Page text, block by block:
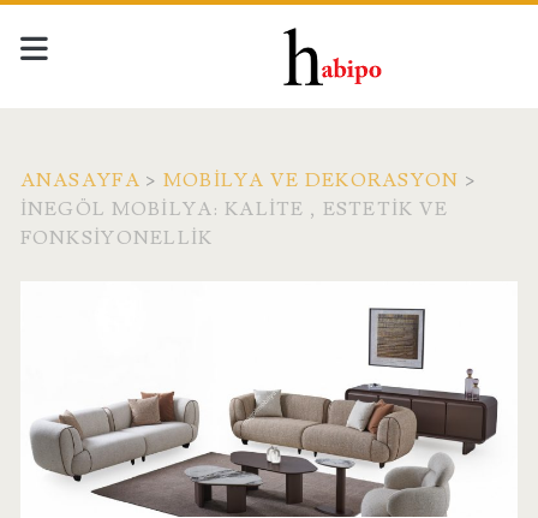
ANASAYFA > MOBILYA VE DEKORASYON >
İNEGÖL MOBILYA: KALITE , ESTETIK VE
FONKSIYONELLIK